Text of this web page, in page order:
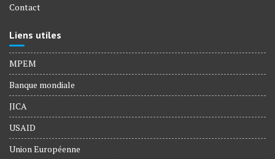
Contact
Liens utiles
MPEM
Banque mondiale
JICA
USAID
Union Européenne